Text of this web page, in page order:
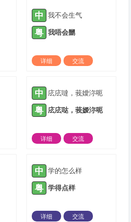
中 我不会生气
粤 我唔会嬲
详细
交流
中 庅庅噠，莪嬡沵呃
粤 庅庅哒，莪嫒沵呃
详细
交流
中 学的怎么样
粤 学得点样
详细
交流